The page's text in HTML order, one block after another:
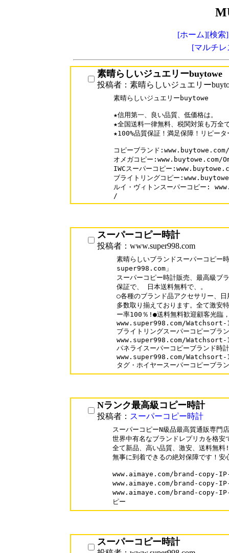
[ホーム][検索]
[マルチ
素晴らしいジュエリーbuytowe
投稿者：素晴らしいジュエリー
素晴らしいジュエリーbuytowe
★信用第一、良い品質、低価格は。
★全国送料一律無料、税関対策も万全
★100%品質保証！満足保障！リピー
コピーブランド:www.buytowe.com/
オメガコピー:www.buytowe.com/
IWCスーパーコピー
ブライトリングコピー
ルイ・ヴィトンスーパーコピー:
/
スーパーコピー時計
投稿者：www.super998.com
素晴らしいブランドスーパーコピー
super998.com」
スーパーコピー時計販売、最高級ブ
保証で、 日本送料無料で、。
○各種のブランド品アクセサリー、
多数取り揃えております。全て激安
ー率100％!●送料無料歓迎顧客光臨
www.super998.com/
ブライトリングスーパーコピーブラ
www.super998.com/
パネライスーパーコピーブランド時計
www.super998.com/
タグ・ホイヤースーパーコピーブラ
Nランク最高級コピー時計
投稿者： スーパーコピー時計
スーパーコピーN級品最高質通販専門
世界中有名なブランドレプリカを格安
全て新品、高い品質、激安、送料無料!
無事に到着できるの絶対保障です！安
www.aimaye.com/brand-copy-IP-
www.aimaye.com/brand-copy-
www.aimaye.com/brand-copy-
ピー
スーパーコピー時計